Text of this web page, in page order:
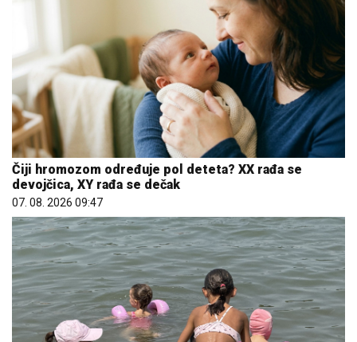
Čiji hromozom određuje pol deteta? XX rađa se
devojčica, XY rađa se dečak
07. 08. 2026 09:47